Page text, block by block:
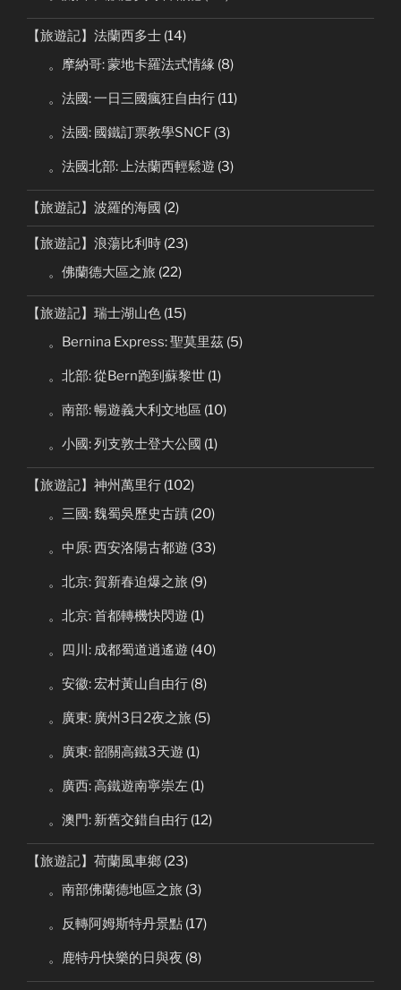
【旅遊記】法蘭西多士 (14)
。摩納哥: 蒙地卡羅法式情緣 (8)
。法國: 一日三國瘋狂自由行 (11)
。法國: 國鐵訂票教學SNCF (3)
。法國北部: 上法蘭西輕鬆遊 (3)
【旅遊記】波羅的海國 (2)
【旅遊記】浪蕩比利時 (23)
。佛蘭德大區之旅 (22)
【旅遊記】瑞士湖山色 (15)
。Bernina Express: 聖莫里茲 (5)
。北部: 從Bern跑到蘇黎世 (1)
。南部: 暢遊義大利文地區 (10)
。小國: 列支敦士登大公國 (1)
【旅遊記】神州萬里行 (102)
。三國: 魏蜀吳歷史古蹟 (20)
。中原: 西安洛陽古都遊 (33)
。北京: 賀新春迫爆之旅 (9)
。北京: 首都轉機快閃遊 (1)
。四川: 成都蜀道逍遙遊 (40)
。安徽: 宏村黃山自由行 (8)
。廣東: 廣州3日2夜之旅 (5)
。廣東: 韶關高鐵3天遊 (1)
。廣西: 高鐵遊南寧崇左 (1)
。澳門: 新舊交錯自由行 (12)
【旅遊記】荷蘭風車鄉 (23)
。南部佛蘭德地區之旅 (3)
。反轉阿姆斯特丹景點 (17)
。鹿特丹快樂的日與夜 (8)